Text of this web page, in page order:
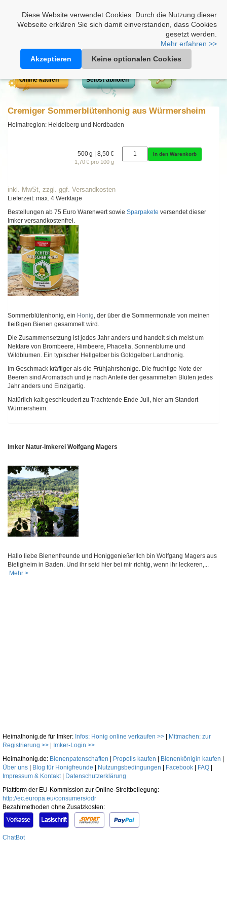
Diese Website verwendet Cookies. Durch die Nutzung dieser
Webseite erklären Sie sich damit einverstanden, dass Cookies
gesetzt werden.
Mehr erfahren >>
Akzeptieren
Keine optionalen Cookies
Online kaufen Selbst abholen
Cremiger Sommerblütenhonig aus Würmersheim
Heimatregion: Heidelberg und Nordbaden
500 g | 8,50 €
1,70 € pro 100 g
In den Warenkorb
inkl. MwSt, zzgl. ggf. Versandkosten
Lieferzeit: max. 4 Werktage
Bestellungen ab 75 Euro Warenwert sowie Sparpakete versendet dieser
Imker versandkostenfrei.
Sommerblütenhonig, ein Honig, der über die Sommermonate von meinen
fleißigen Bienen gesammelt wird.
Die Zusammensetzung ist jedes Jahr anders und handelt sich meist um
Nektare von Brombeere, Himbeere, Phacelia, Sonnenblume und
Wildblumen. Ein typischer Hellgelber bis Goldgelber Landhonig.
Im Geschmack kräftiger als die Frühjahrshonige. Die fruchtige Note der
Beeren sind Aromatisch und je nach Anteile der gesammelten Blüten jedes
Jahr anders und Einzigartig.
Natürlich kalt geschleudert zu Trachtende Ende Juli, hier am Standort
Würmersheim.
Imker Natur-Imkerei Wolfgang Magers
Hallo liebe Bienenfreunde und Honiggenießer!Ich bin Wolfgang Magers aus
Bietigheim in Baden. Und ihr seid hier bei mir richtig, wenn ihr leckeren,...
Mehr >
Heimathonig.de für Imker: Infos: Honig online verkaufen >>
Mitmachen: zur
Registrierung >>
Imker-Login >>
Heimathonig.de: Bienenpatenschaften Propolis kaufen Bienenkönigin kaufen
Über uns
Blog für Honigfreunde Nutzungsbedingungen Facebook FAQ
Impressum & Kontakt|
Datenschutzerklärung
Plattform der EU-Kommission zur Online-Streitbeilegung:
http://ec.europa.eu/consumers/odr
Bezahlmethoden ohne Zusatzkosten:
ChatBot